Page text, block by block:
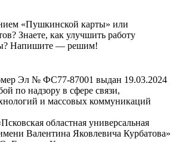
«Пушкинской карты» или
Знаете, как улучшить работу
Напишите — решим!
Эл № ФС77-87001 выдан 19.03.2024
по надзору в сфере связи,
и массовых коммуникаций
областная универсальная
Валентина Яковлевича Курбатова»